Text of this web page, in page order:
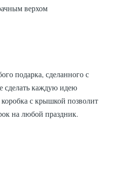
верхом
подарка, сделанного с
каждую идею
с крышкой позволит
на любой праздник.